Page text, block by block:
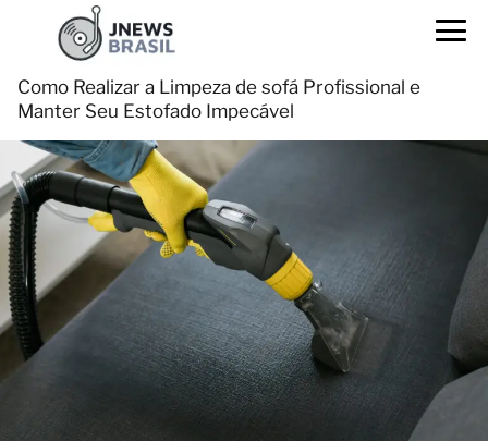
Como Realizar a Limpeza de sofá Profissional e
Manter Seu Estofado Impecável